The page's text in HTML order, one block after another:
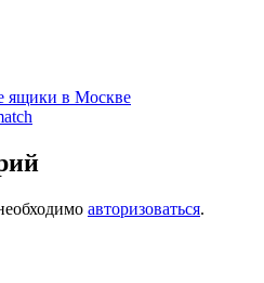
ящики в Москве
авторизоваться.